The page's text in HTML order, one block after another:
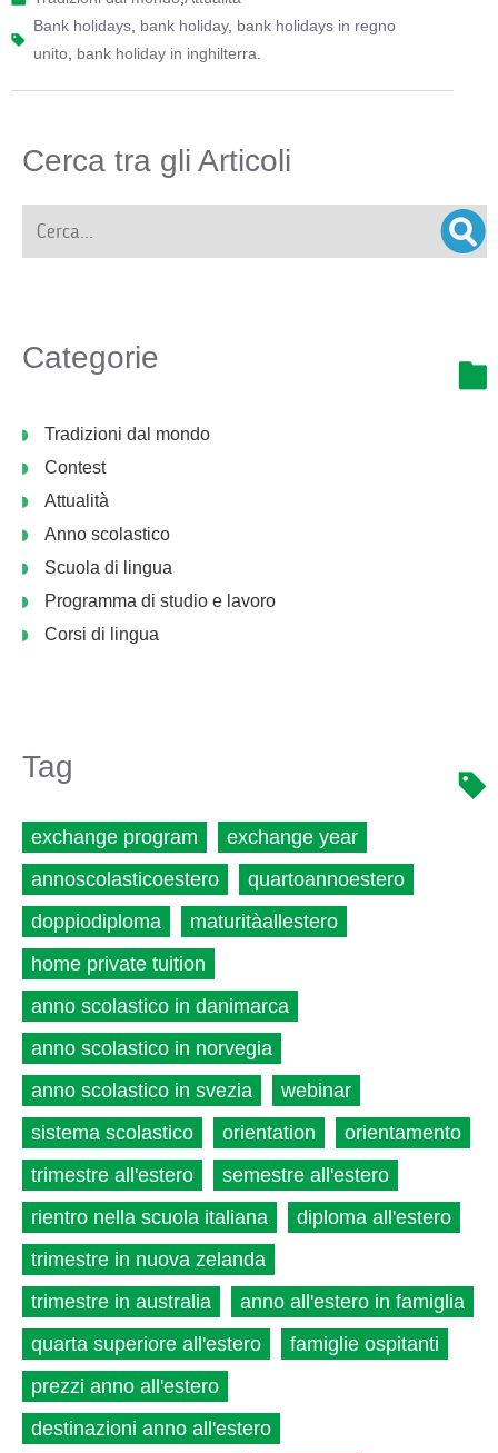
bank holidays bank holiday, bank holidays in regno
unito bank holiday in inghilterra
Cerca tra gli Articoli
Categorie
Tradizioni dal mondo
Contest
Attualità
Anno scolastico
Scuola di lingua
Programma di studio e lavoro
Corsi di lingua
Tag
exchange program
exchange year
annoscolasticoestero
quartoannoestero
doppiodiploma
maturitàallestero
home private tuition
anno scolastico in danimarca
anno scolastico in norvegia
anno scolastico in svezia
webinar
sistema scolastico
orientation
orientamento
trimestre all'estero
semestre all'estero
rientro nella scuola italiana
diploma all'estero
trimestre in nuova zelanda
trimestre in australia
anno all'estero in famiglia
quarta superiore all'estero
famiglie ospitanti
prezzi anno all'estero
destinazioni anno all'estero